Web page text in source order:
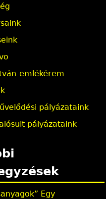
emlékérem
pályázataink
pályázataink
Egy